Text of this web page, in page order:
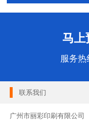
马上
服务热
联系我们
广州市丽彩印刷有限公司